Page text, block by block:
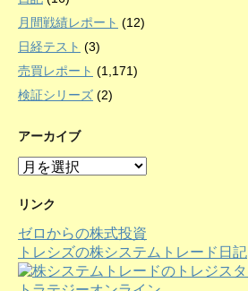
月間戦績レポート (12)
日経テスト (3)
売買レポート (1,171)
検証シリーズ (2)
アーカイブ
ア
カ
ブ
リンク
ゼロからの株式投資
トレシズの株システムトレード日記